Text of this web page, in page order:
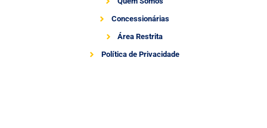
Concessionárias
Área Restrita
Política de Privacidade